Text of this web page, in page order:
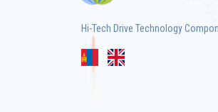
Hi-Tech Drive Technology